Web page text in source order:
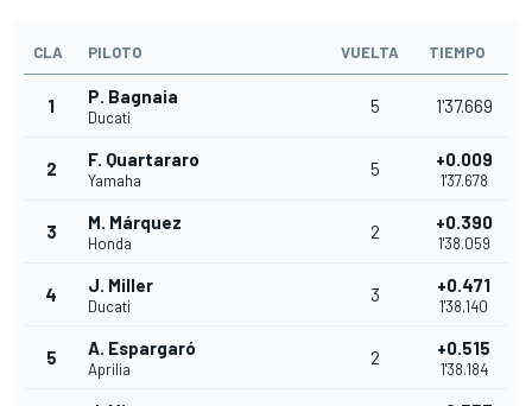
CLA PILOTO VUELTA TIEMPO
1 P. Bagnaia
Ducati
5 1'37.669
2 F. Quartararo
Yamaha
5 +0.009
1'37.678
3 M. Márquez
Honda
2 +0.390
1'38.059
4 J. Miller
Ducati
3 +0.471
1'38.140
5 A. Espargaró
Aprilia
2 +0.515
1'38.184